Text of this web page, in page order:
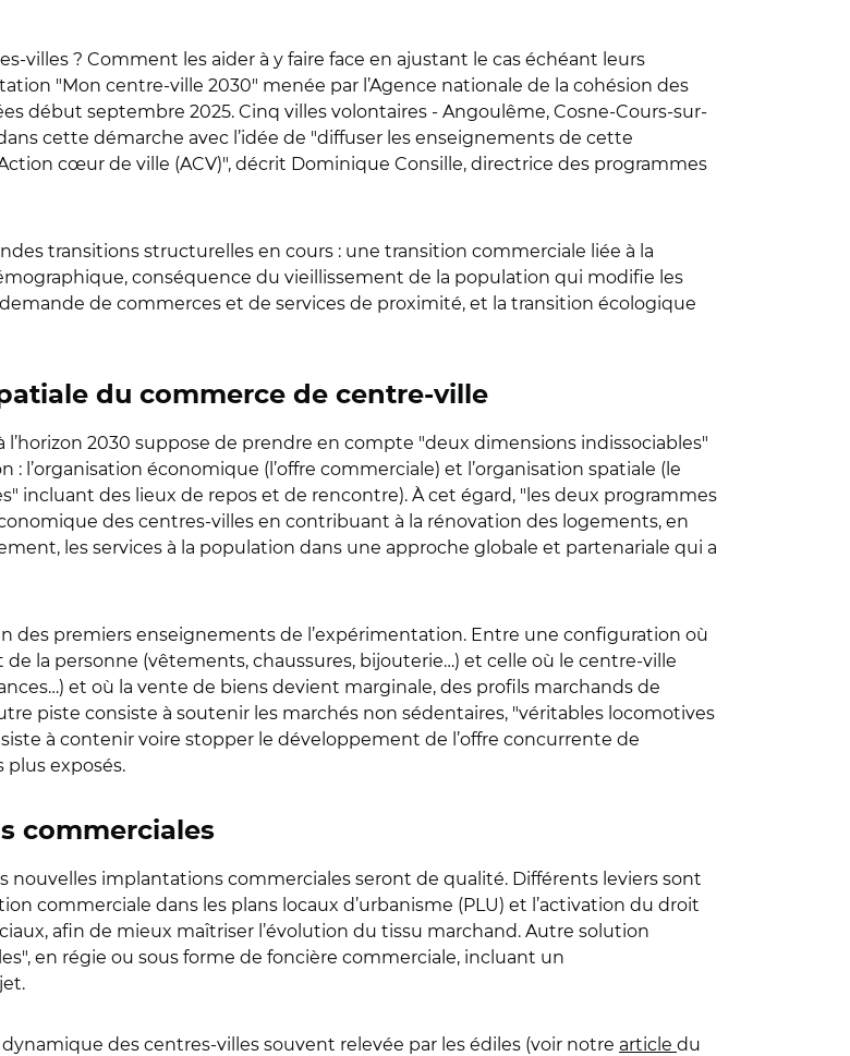
villes ? Comment les aider à y faire face en ajustant le cas échéant leurs
"Mon centre-ville 2030" menée par l’Agence nationale de la cohésion des
début septembre 2025. Cinq villes volontaires - Angoulême, Cosne-Cours-sur-
cette démarche avec l’idée de "diffuser les enseignements de cette
cœur de ville (ACV)", décrit Dominique Consille, directrice des programmes
transitions structurelles en cours : une transition commerciale liée à la
conséquence du vieillissement de la population qui modifie les
de commerces et de services de proximité, et la transition écologique
du commerce de centre-ville
2030 suppose de prendre en compte "deux dimensions indissociables"
: l’organisation économique (l’offre commerciale) et l’organisation spatiale (le
incluant des lieux de repos et de rencontre). À cet égard, "les deux programmes
des centres-villes en contribuant à la rénovation des logements, en
les services à la population dans une approche globale et partenariale qui a
des premiers enseignements de l’expérimentation. Entre une configuration où
la personne (vêtements, chaussures, bijouterie…) et celle où le centre-ville
et où la vente de biens devient marginale, des profils marchands de
piste consiste à soutenir les marchés non sédentaires, "véritables locomotives
à contenir voire stopper le développement de l’offre concurrente de
plus exposés.
commerciales
nouvelles implantations commerciales seront de qualité. Différents leviers sont
commerciale dans les plans locaux d’urbanisme (PLU) et l’activation du droit
afin de mieux maîtriser l’évolution du tissu marchand. Autre solution
en régie ou sous forme de foncière commerciale, incluant un
des centres-villes souvent relevée par les édiles (voir notre article du